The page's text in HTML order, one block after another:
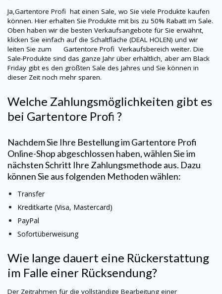
Ja,Gartentore Profi hat einen Sale, wo Sie viele Produkte kaufen
können. Hier erhalten Sie Produkte mit bis zu 50% Rabatt im Sale.
Oben haben wir die besten Verkaufsangebote für Sie erwähnt,
klicken Sie einfach auf die Schaltfläche (DEAL HOLEN) und wir
leiten Sie zum
Gartentore Profi Verkaufsbereich weiter. Die
Sale-Produkte sind das ganze Jahr über erhältlich, aber am Black
Friday gibt es den größten Sale des Jahres und Sie können in
dieser Zeit noch mehr sparen.
Welche Zahlungsmöglichkeiten gibt es
bei Gartentore Profi ?
Nachdem Sie Ihre Bestellung imGartentore Profi
Online-Shop abgeschlossen haben, wählen Sie im
nächsten Schritt Ihre Zahlungsmethode aus. Dazu
können Sie aus folgenden Methoden wählen:
Transfer
Kreditkarte (Visa, Mastercard)
PayPal
Sofortüberweisung
Wie lange dauert eine Rückerstattung
im Falle einer Rücksendung?
Der Zeitrahmen für die vollständige Bearbeitung einer